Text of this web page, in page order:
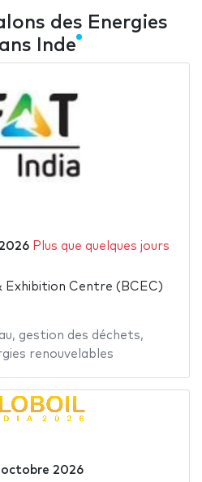
des Energies
Inde
Plus que quelques jours
Exhibition Centre (BCEC)
, gestion des déchets,
renouvelables
octobre 2026